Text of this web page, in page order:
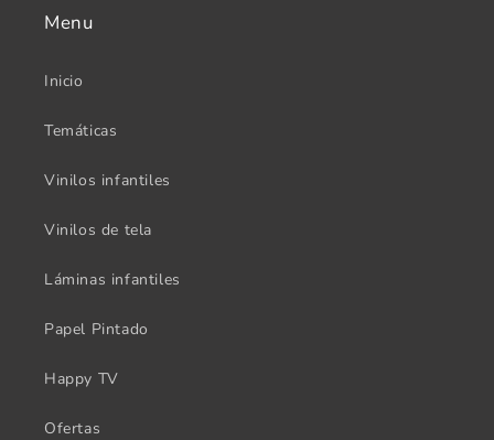
Menu
Inicio
Temáticas
Vinilos infantiles
Vinilos de tela
Láminas infantiles
Papel Pintado
Happy TV
Ofertas